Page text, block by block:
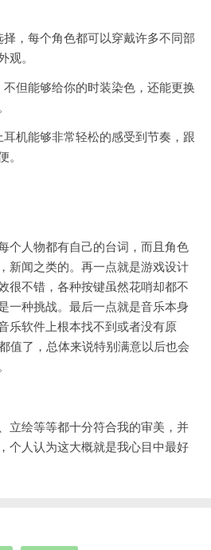
，每个角色都可以穿戴许多不同部
观。
但能够给你的时装染色，还能更换
机能够非常轻松的感受到节奏，跟
。
个人物都有自己的台词，而且角色
新闻之类的。再一点就是游戏设计
很不错，各种按键虽然花哨却都不
一种挑战。最后一点就是音乐本身
乐软件上根本找不到或者没有原
值了，总体来说特别满意以后也会
立绘等等都十分符合我的审美，并
个人认为这大概就是我心目中最好